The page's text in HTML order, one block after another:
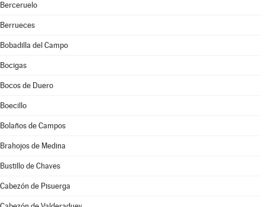
Berceruelo
Berrueces
Bobadilla del Campo
Bocigas
Bocos de Duero
Boecillo
Bolaños de Campos
Brahojos de Medina
Bustillo de Chaves
Cabezón de Pisuerga